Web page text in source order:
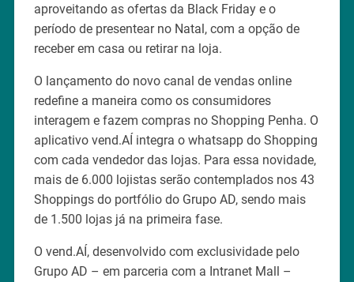
aproveitando as ofertas da Black Friday e o
período de presentear no Natal, com a opção de
receber em casa ou retirar na loja.
O lançamento do novo canal de vendas online
redefine a maneira como os consumidores
interagem e fazem compras no Shopping Penha. O
aplicativo vend.AÍ integra o whatsapp do Shopping
com cada vendedor das lojas. Para essa novidade,
mais de 6.000 lojistas serão contemplados nos 43
Shoppings do portfólio do Grupo AD, sendo mais
de 1.500 lojas já na primeira fase.
O vend.AÍ, desenvolvido com exclusividade pelo
Grupo AD – em parceria com a Intranet Mall –